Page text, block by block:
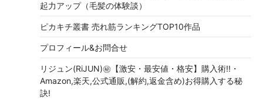
起力アップ（毛髪の体験談）
ピカキチ叢書 売れ筋ランキングTOP10作品
プロフィール&お問合せ
リジュン(RiJUN)㊙【激安・最安値・格安】購入術!!・
Amazon,楽天,公式通販,(解約,返金含め)お得購入する秘
訣!